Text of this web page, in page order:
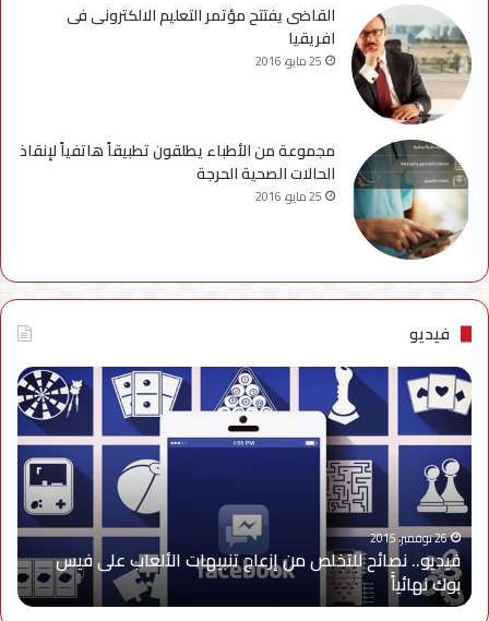
القاضى يفتتح مؤتمر التعليم الالكترونى فى
افريقيا
25 مايو، 2016
مجموعة من الأطباء يطلقون تطبيقاً هاتفياً لإنقاذ
الحالات الصحية الحرجة
25 مايو، 2016
فيديو
فيديو..
نصائح
للتخلص
من
إزعاج
تنبيهات
الألعاب
على
فيس
بوك
نهائياًَ
26 نوفمبر، 2015
فيديو.. نصائح للتخلص من إزعاج تنبيهات الألعاب على فيس
بوك نهائياًَ